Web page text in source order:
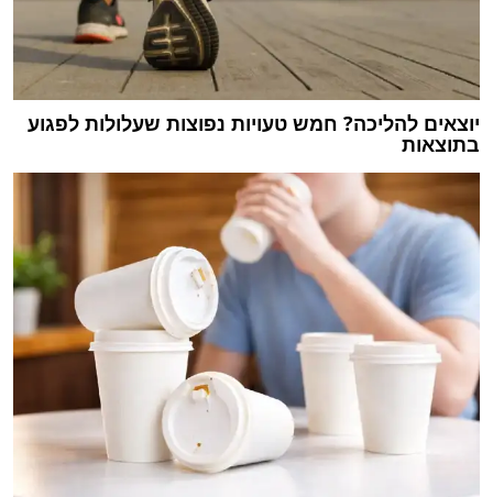
יוצאים להליכה? חמש טעויות נפוצות שעלולות לפגוע
בתוצאות